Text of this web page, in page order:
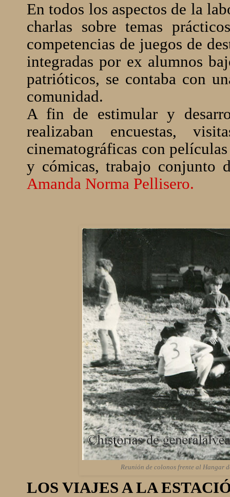
En todos los aspectos de la
charlas sobre temas
competencias de juegos de
integradas por ex alumnos
patrióticos, se contaba con
comunidad.
A fin de estimular y
realizaban encuestas,
cinematográficas con
y cómicas, trabajo conjunto
Amanda Norma Pellisero.
Reunión de colonos frente al Hangar
LOS VIAJES A LA